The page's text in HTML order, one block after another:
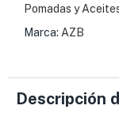
Pomadas y
Marca: AZB
Descripción